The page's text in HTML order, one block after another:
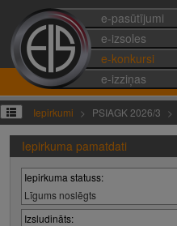
e-pasūtījumi
e-izsoles
e-konkursi
e-izziņas
Iepirkumi PSIAGK 2026/3
Iepirkuma pamatdati
Iepirkuma statuss:
Līgums noslēgts
Izsludināts: